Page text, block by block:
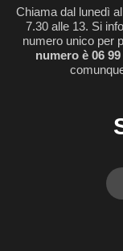
Chiama dal lunedì
7.30 alle 13. Si
numero unico per
numero è 06 99